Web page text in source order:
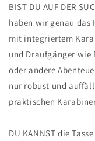
BIST DU AUF DER
haben wir genau das
mit integriertem
und Draufgänger wie
oder andere
nur robust und
praktischen
DU KANNST die